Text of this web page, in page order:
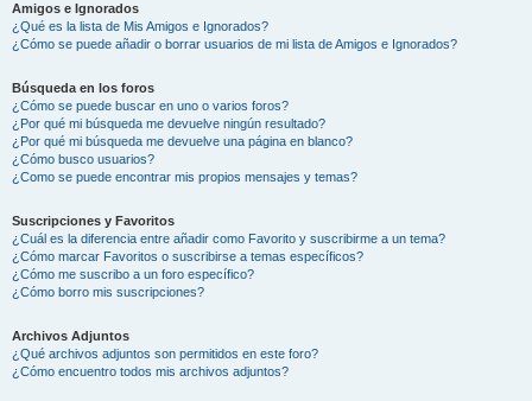
Amigos e Ignorados
¿Qué es la lista de Mis Amigos e Ignorados?
¿Cómo se puede añadir o borrar usuarios de mi lista de Amigos e Ignorados?
Búsqueda en los foros
¿Cómo se puede buscar en uno o varios foros?
¿Por qué mi búsqueda me devuelve ningún resultado?
¿Por qué mi búsqueda me devuelve una página en blanco?
¿Cómo busco usuarios?
¿Como se puede encontrar mis propios mensajes y temas?
Suscripciones y Favoritos
¿Cuál es la diferencia entre añadir como Favorito y suscribirme a un tema?
¿Cómo marcar Favoritos o suscribirse a temas específicos?
¿Cómo me suscribo a un foro específico?
¿Cómo borro mis suscripciones?
Archivos Adjuntos
¿Qué archivos adjuntos son permitidos en este foro?
¿Cómo encuentro todos mis archivos adjuntos?